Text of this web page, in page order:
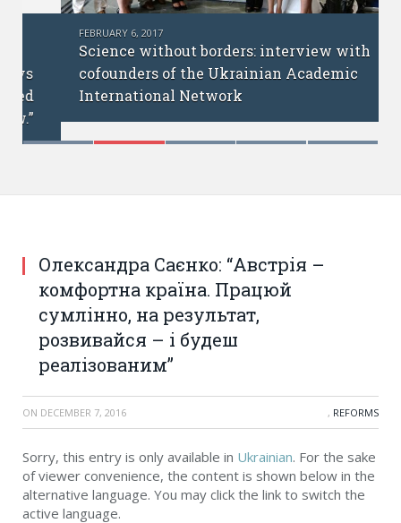
FEBRUARY 6, 2017
Science without borders: interview with
cofounders of the Ukrainian Academic
International Network
Олександра Саєнко: “Австрія –
комфортна країна. Працюй
сумлінно, на результат,
розвивайся – і будеш
реалізованим”
ON DECEMBER 7, 2016 , REFORMS
Sorry, this entry is only available in Ukrainian. For the sake
of viewer convenience, the content is shown below in the
alternative language. You may click the link to switch the
active language.